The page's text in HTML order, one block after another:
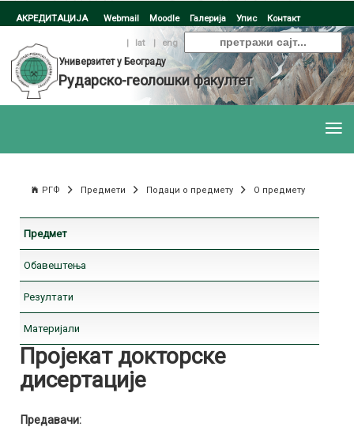
АКРЕДИТАЦИЈА Webmail Moodle Галерија Упис Контакт
| lat |
eng
Универзитет у Београду
Рударско-геолошки факултет
РГФ Предмети Подаци о предмету О предмету
Предмет
Обавештења
Резултати
Материјали
Пројекат докторске
дисертације
Предавачи: